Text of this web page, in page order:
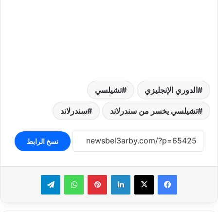
الدوري الإنجليزي تشيلسي
تشيلسي يخسر من سندرلاند سندرلاند
نسخ الرابط
لينكدإن بينتيريستواتساب تيلقرام